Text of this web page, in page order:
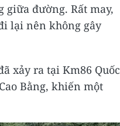
đường. Rất may,
lại nên không gây
xảy ra tại Km86 Quốc
Bằng, khiến một